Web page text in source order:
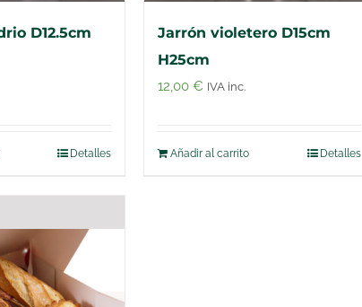
D12.5cm
Detalles
Jarrón violetero D15cm
H25cm
12,00 € IVA inc.
Añadir al carrito Detalles